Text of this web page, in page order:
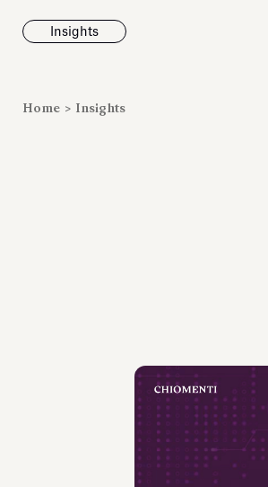
Insights
Home > Insights